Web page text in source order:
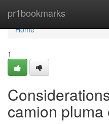
pr1bookmarks
Home
Home
1
camion pluma